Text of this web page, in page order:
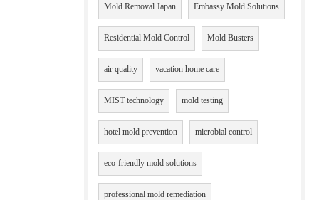
Mold Removal Japan Embassy Mold Solutions
Residential Mold Control Mold Busters
air quality vacation home care
MIST technology mold testing
hotel mold prevention microbial control
eco-friendly mold solutions
professional mold remediation